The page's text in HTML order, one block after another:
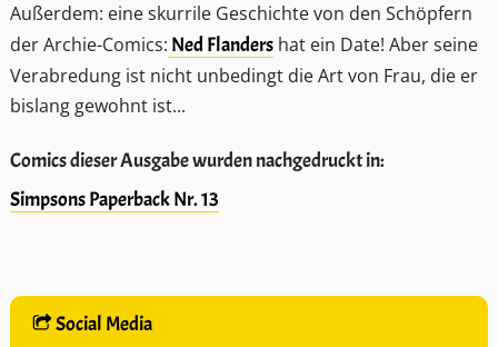
Außerdem: eine skurrile Geschichte von den Schöpfern
der Archie-Comics: Ned Flanders hat ein Date! Aber seine
Verabredung ist nicht unbedingt die Art von Frau, die er
bislang gewohnt ist...
Comics dieser Ausgabe wurden nachgedruckt in:
Simpsons Paperback Nr. 13
Social Media